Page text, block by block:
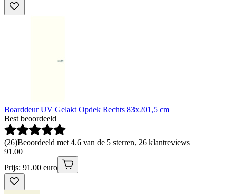
Boarddeur UV Gelakt Opdek Rechts 83x201,5 cm
Best beoordeeld
(26)Beoordeeld met 4.6 van de 5 sterren, 26 klantreviews
91 .00
Prijs: 91.00 euro